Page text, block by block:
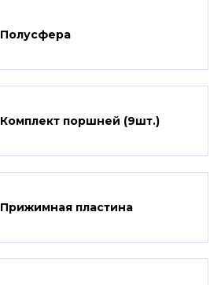
Полусфера
Комплект поршней (9шт.)
Прижимная пластина